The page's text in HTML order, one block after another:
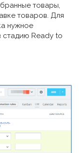
товары,
товаров. Для
нужное
стадию Ready to